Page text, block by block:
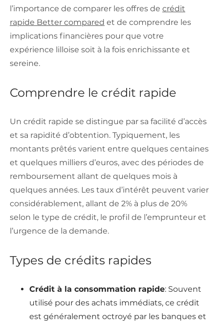
l’importance de comparer les offres de crédit
rapide Better compared et de comprendre les
implications financières pour que votre
expérience lilloise soit à la fois enrichissante et
sereine.
Comprendre le crédit rapide
Un crédit rapide se distingue par sa facilité d’accès
et sa rapidité d’obtention. Typiquement, les
montants prêtés varient entre quelques centaines
et quelques milliers d’euros, avec des périodes de
remboursement allant de quelques mois à
quelques années. Les taux d’intérêt peuvent varier
considérablement, allant de 2% à plus de 20%
selon le type de crédit, le profil de l’emprunteur et
l’urgence de la demande.
Types de crédits rapides
Crédit à la consommation rapide: Souvent
utilisé pour des achats immédiats, ce crédit
est généralement octroyé par les banques et